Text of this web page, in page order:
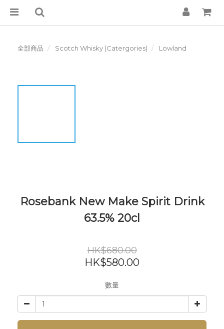
全部商品 Scotch Whisky (Catergories) Lowland
Rosebank New Make Spirit Drink
63.5% 20cl
HK$680.00
HK$580.00
數量